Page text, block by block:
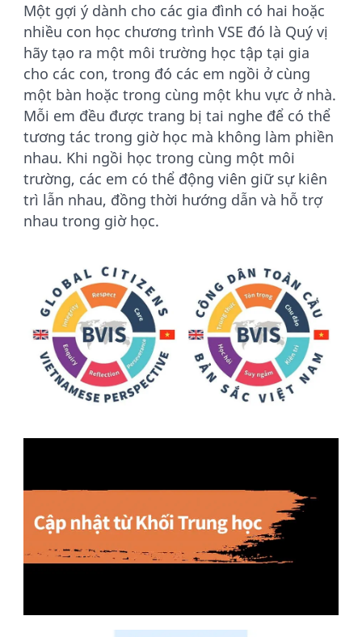
Một gợi ý dành cho các gia đình có hai hoặc
nhiều con học chương trình VSE đó là Quý vị
hãy tạo ra một môi trường học tập tại gia
cho các con, trong đó các em ngồi ở cùng
một bàn hoặc trong cùng một khu vực ở nhà.
Mỗi em đều được trang bị tai nghe để có thể
tương tác trong giờ học mà không làm phiền
nhau. Khi ngồi học trong cùng một môi
trường, các em có thể động viên giữ sự kiên
trì lẫn nhau, đồng thời hướng dẫn và hỗ trợ
nhau trong giờ học.